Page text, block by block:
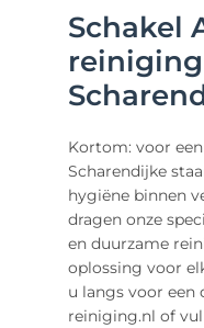
Schakel
Kortom: voor
Scharendijke
hygiëne binnen
dragen onze
en duurzame
oplossing voor
u langs voor een
reiniging.nl of